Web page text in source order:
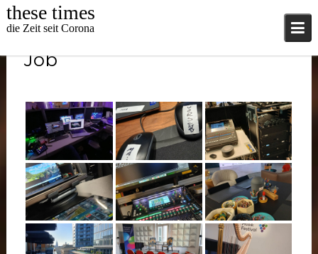
Skip
tothese times
die Zeit seit Corona
Job